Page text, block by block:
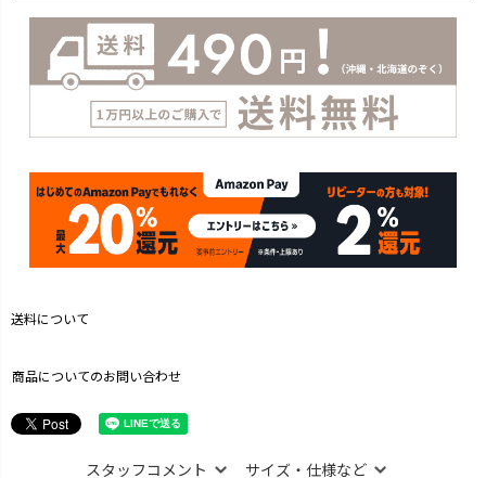
送料について
商品についてのお問い合わせ
スタッフコメント サイズ・仕様など